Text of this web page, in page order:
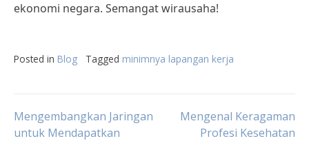
ekonomi negara. Semangat wirausaha!
Posted in Blog Tagged minimnya lapangan kerja
Post
Mengembangkan Jaringan
untuk Mendapatkan
Mengenal Keragaman
Profesi Kesehatan